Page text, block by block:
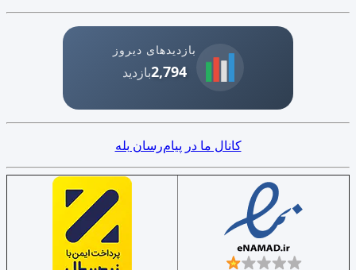
بازدیدهای دیروز
2,794بازدید
کانال ما در پیام‌رسان بله